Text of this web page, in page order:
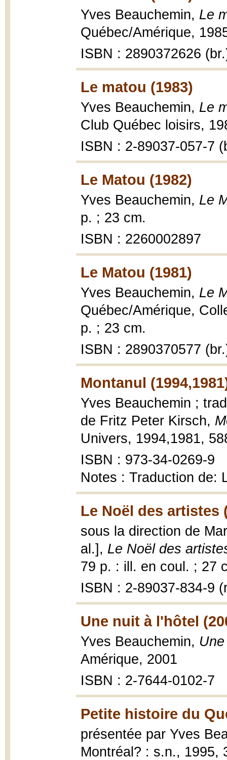
Yves Beauchemin, Le
Québec/Amérique,
ISBN : 2890372626
Le matou (1983)
Yves Beauchemin, Le
Club Québec loisirs,
ISBN : 2-89037-057-7
Le Matou (1982)
Yves Beauchemin, Le
p. ; 23 cm.
ISBN : 2260002897
Le Matou (1981)
Yves Beauchemin, Le
Québec/Amérique,
p. ; 23 cm.
ISBN : 2890370577
Montanul
Yves Beauchemin ;
de Fritz Peter Kirsch,
Univers, 1994,1981,
ISBN : 973-34-0269-9
Notes : Traduction de:
Le Noël des artistes
sous la direction de
al.], Le Noël des
79 p. : ill. en coul. ; 27
ISBN : 2-89037-834-9
Une nuit à l'hôtel
Yves Beauchemin,
Amérique, 2001
ISBN : 2-7644-0102-7
Petite histoire du
présentée par Yves
Montréal? : s.n., 1995,